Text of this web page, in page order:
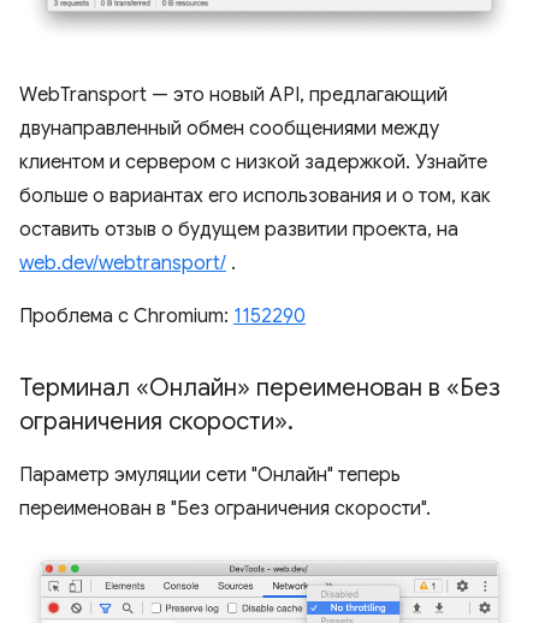
WebTransport — это новый API, предлагающий
двунаправленный обмен сообщениями между
клиентом и сервером с низкой задержкой. Узнайте
больше о вариантах его использования и о том, как
оставить отзыв о будущем развитии проекта, на
web.dev/webtransport/ .
Проблема с Chromium: 1152290
Терминал «Онлайн» переименован в «Без
ограничения скорости».
Параметр эмуляции сети "Онлайн" теперь
переименован в "Без ограничения скорости".